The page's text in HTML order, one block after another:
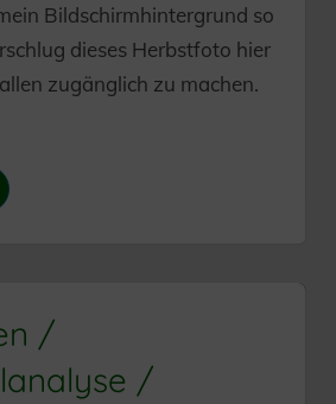
Bildschirmhintergrund so
dieses Herbstfoto hier
zugänglich zu machen.
/
/